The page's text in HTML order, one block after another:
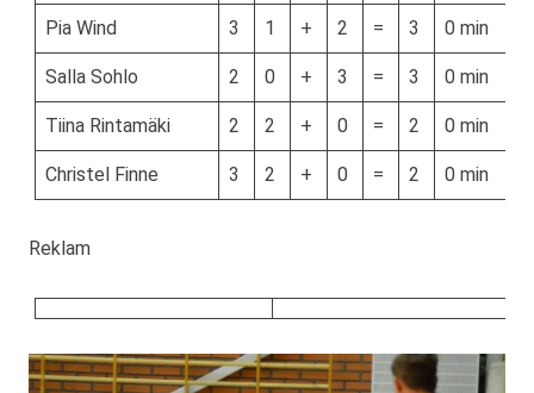
Pia Wind 3 1 + 2 = 3 0 min
Salla Sohlo 2 0 + 3 = 3 0 min
Tiina Rintamäki 2 2 + 0 = 2 0 min
Christel Finne 3 2 + 0 = 2 0 min
Reklam